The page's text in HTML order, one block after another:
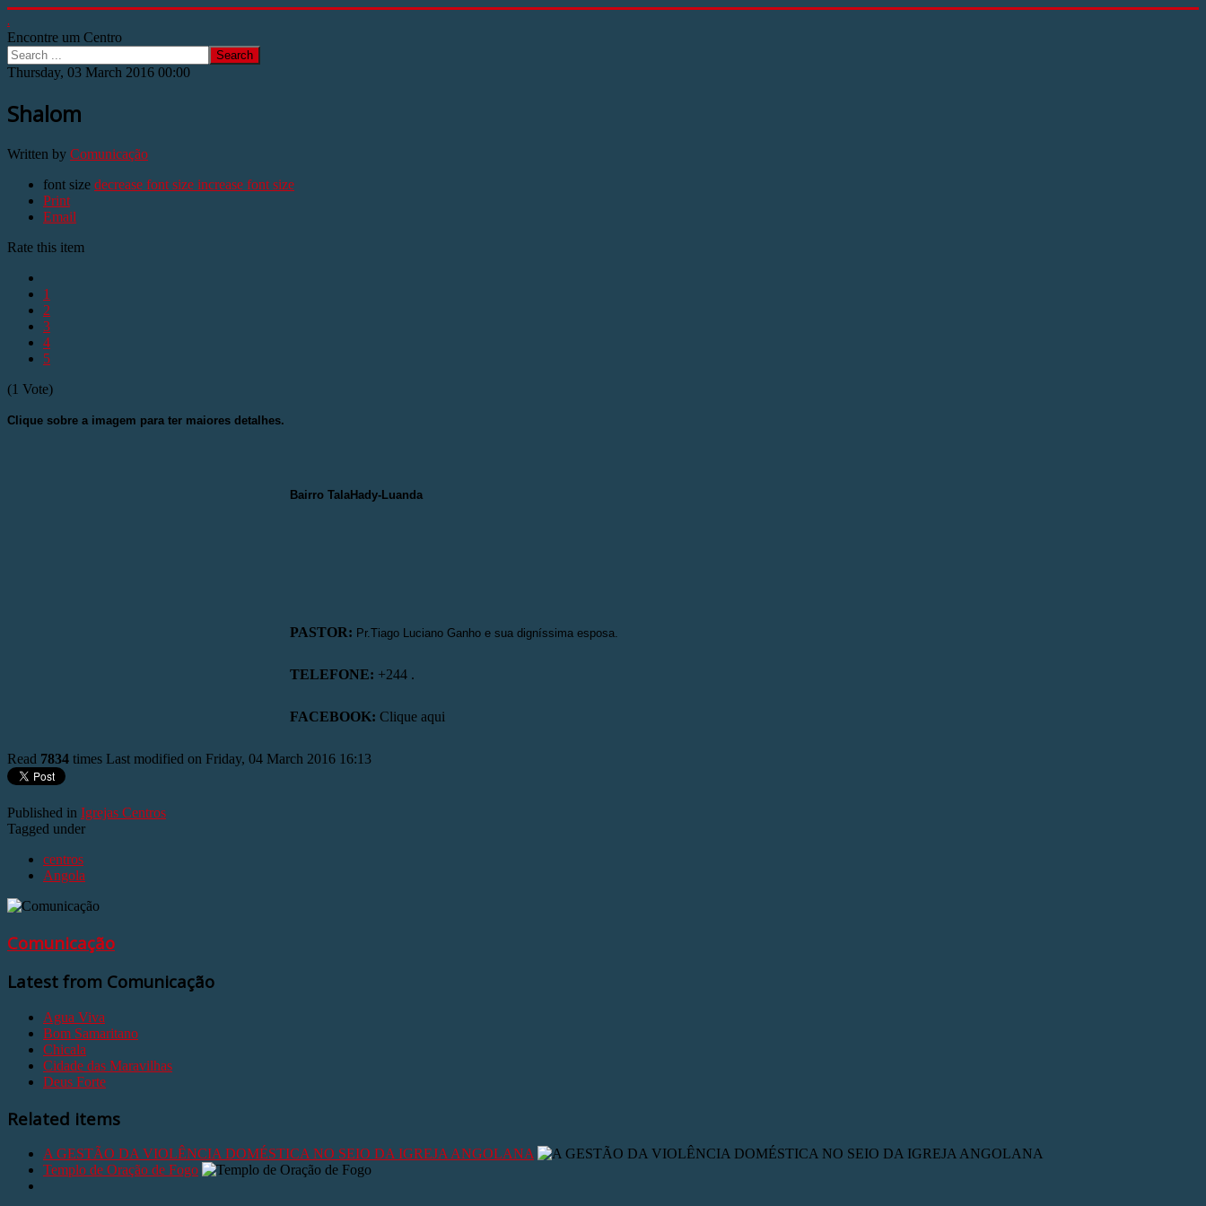
.
Encontre um Centro
Search
Thursday, 03 March 2016 00:00
Shalom
Written by Comunicação
font size decrease font size increase font size
Print
Email
Rate this item
1
2
3
4
5
(1 Vote)
Clique sobre a imagem para ter maiores detalhes.
Bairro TalaHady-Luanda
PASTOR: Pr. Tiago Luciano Ganho e sua digníssima esposa.
TELEFONE: +244 .
FACEBOOK: Clique aqui
Read 7834 times Last modified on Friday, 04 March 2016 16:13
Published in Igrejas Centros
Tagged under
centros
Angola
Comunicação
Latest from Comunicação
Agua Viva
Bom Samaritano
Chicala
Cidade das Maravilhas
Deus Forte
Related items
A GESTÃO DA VIOLÊNCIA DOMÉSTICA NO SEIO DA IGREJA ANGOLANA
Templo de Oração de Fogo